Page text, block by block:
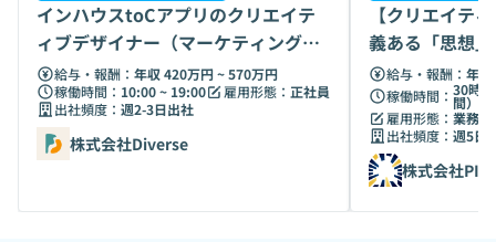
インハウスtoCアプリのクリエイテ
ィブデザイナー（マーケティング領
域）給与・報酬： 年収 420万円 ~ 570万円
稼働時間： 10:00 ~ 19:00 雇用形態： 正社員
出社頻度： 週2-3日出社
株式会社Diverse
【クリエイテ
義ある「思想
えるモノ作り
給与・報酬： 年
稼働時間： 30時
間）
雇用形態： 業務
出社頻度： 週5日
株式会社